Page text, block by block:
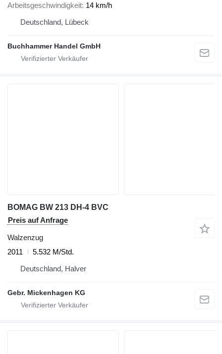
Arbeitsgeschwindigkeit 14 km/h
Deutschland, Lübeck
Buchhammer Handel GmbH
BOMAG BW 213 DH-4 BVC
Preis auf Anfrage
Walzenzug
2011
5.532 M/Std.
Deutschland, Halver
Gebr. Mickenhagen KG